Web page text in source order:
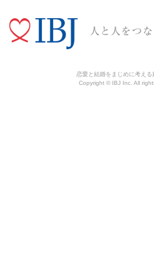
恋愛と結婚をまじめに考える
Copyright © IBJ Inc. All